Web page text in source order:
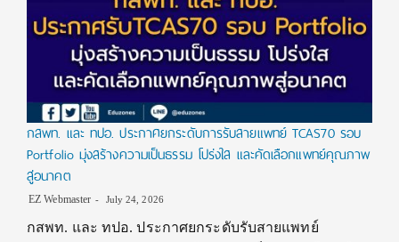
กสพท. และ ทปอ. ประกาศยกระดับการรับสายแพทย์ TCAS70 รอบ
Portfolio มุ่งสร้างความเป็นธรรม โปร่งใส และคัดเลือกแพทย์คุณภาพ
สู่อนาคต
EZ Webmaster July 24, 2026
กสพท. และ ทปอ. ประกาศยกระดับรับสายแพทย์